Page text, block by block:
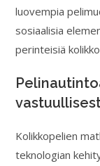
luovempia
sosiaalisia
perinteisiä
Kolikkopelien
teknologian